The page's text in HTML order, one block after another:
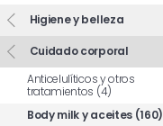
Higiene y belleza
Cuidado corporal
Anticelulíticos y otros
tratamientos (4)
Body milk y aceites (160)